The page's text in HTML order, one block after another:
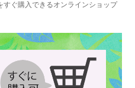
ぐ購入できるオンラインショップ